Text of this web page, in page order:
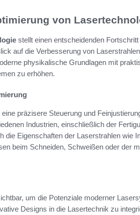
von
stellt einen entscheidenden
auf die Verbesserung von
physikalische Grundlagen mit
zu erhöhen.
präzisere Steuerung und
Industrien, einschließlich der
die Eigenschaften der Laserstrahlen wie
beim Schneiden, Schweißen oder der
um die Potenziale moderner
Designs in die Lasertechnik zu